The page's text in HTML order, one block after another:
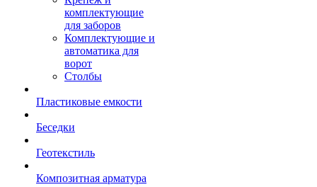
комплектующие
для заборов
Комплектующие и
автоматика для
ворот
Столбы
Пластиковые емкости
Беседки
Геотекстиль
Композитная арматура